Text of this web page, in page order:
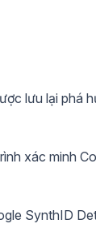
lưu lại phá
xác minh
SynthID